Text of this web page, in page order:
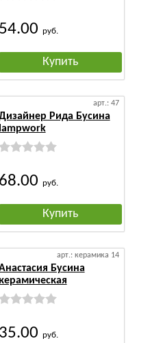
54.00 руб.
Купить
арт.: 47
Рида Бусина
lampwork
68.00 руб.
Купить
арт.: керамика 14
Бусина
35.00 руб.